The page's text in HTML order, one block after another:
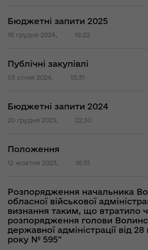
Бюджетні запити 2025
16 грудня 2024, 16:22
Публічні закупівлі
03 січня 2024, 13:31
Бюджетні запити 2024
20 грудня 2023, 22:30
Положення
12 жовтня 2023, 16:51
Розпорядження начальника
обласної військової
визнання таким, що втратило
розпорядження голови
державної адміністрації від
року № 595"